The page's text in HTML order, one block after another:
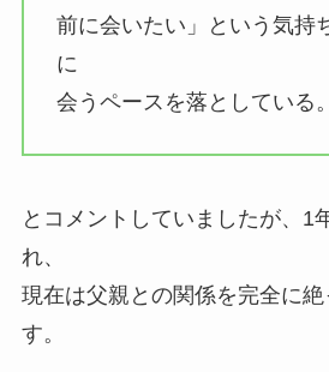
前に会いたい」という気持
に
会うペースを落としている。
とコメントしていましたが、1
れ、
現在は父親との関係を完全に
す。